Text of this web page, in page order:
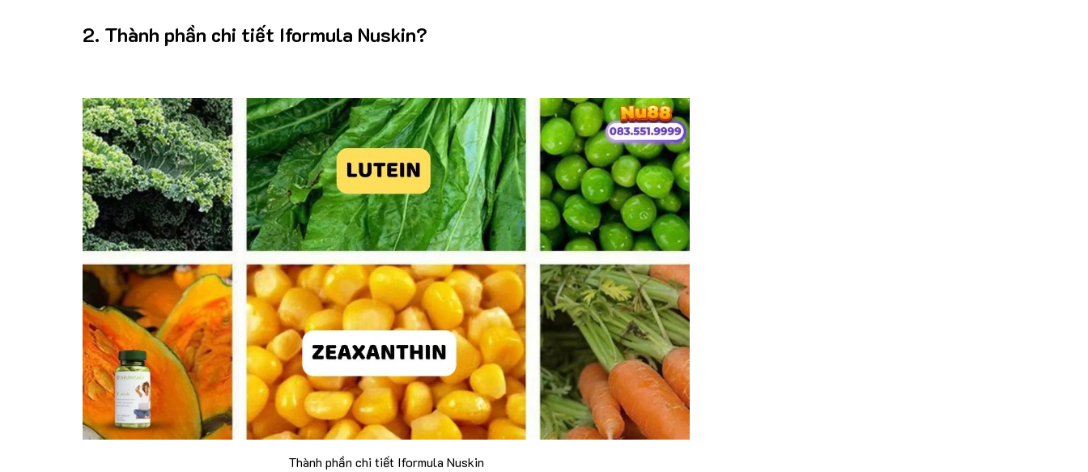
2. Thành phần chi tiết Iformula Nuskin?
Thành phần chi tiết Iformula Nuskin